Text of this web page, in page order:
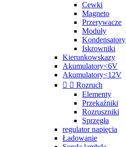
Cewki
Magneto
Przerywacze
Moduły
Kondensatory
Iskrowniki
Kierunkowskazy
Akumulatory<6V
Akumulatory<12V
  Rozruch
Elementy
Przekaźniki
Rozruszniki
Sprzęgła
regulator napięcia
Ładowanie